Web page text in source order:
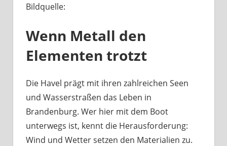
mit
tun?
Bildquelle:
Wenn Metall den
Elementen trotzt
Die Havel prägt mit ihren zahlreichen Seen
und Wasserstraßen das Leben in
Brandenburg. Wer hier mit dem Boot
unterwegs ist, kennt die Herausforderung:
Wind und Wetter setzen den Materialien zu.